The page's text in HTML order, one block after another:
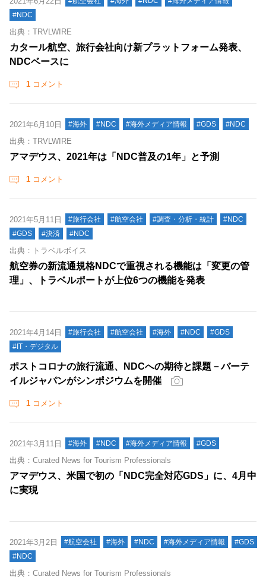
#NDC
出典：TRVLWIRE
カタール航空、旅行会社向け新プラットフォーム発表、
NDCベースに
1 コメント
2021年6月10日 #海外 #NDC #海外メディア情報 #GDS #NDC
出典：TRVLWIRE
アマデウス、2021年は「NDC普及の1年」と予測
1 コメント
2021年5月11日 #旅行会社 #航空会社 #調査・分析・統計
#NDC
#GDS
#決済 #NDC
出典：トラベルボイス
航空券の新流通規格NDCで重視される機能は「変更の管
理」、トラベルポートが上位6つの機能を発表
2021年4月14日 #旅行会社 #航空会社 #海外 #NDC
#GDS
#IT・デジタル
ポストコロナの旅行流通、NDCへの期待と課題－バーテ
イルジャパンがシンポジウムを開催
1 コメント
2021年3月11日 #海外 #NDC #海外メディア情報 #GDS
出典：Curated News for Tourism Professionals
アマデウス、米国で初の「NDC完全対応GDS」に、4月中
に実現
2021年3月2日 #航空会社 #海外 #NDC #海外メディア情報
#GDS
#NDC
出典：Curated News for Tourism Professionals